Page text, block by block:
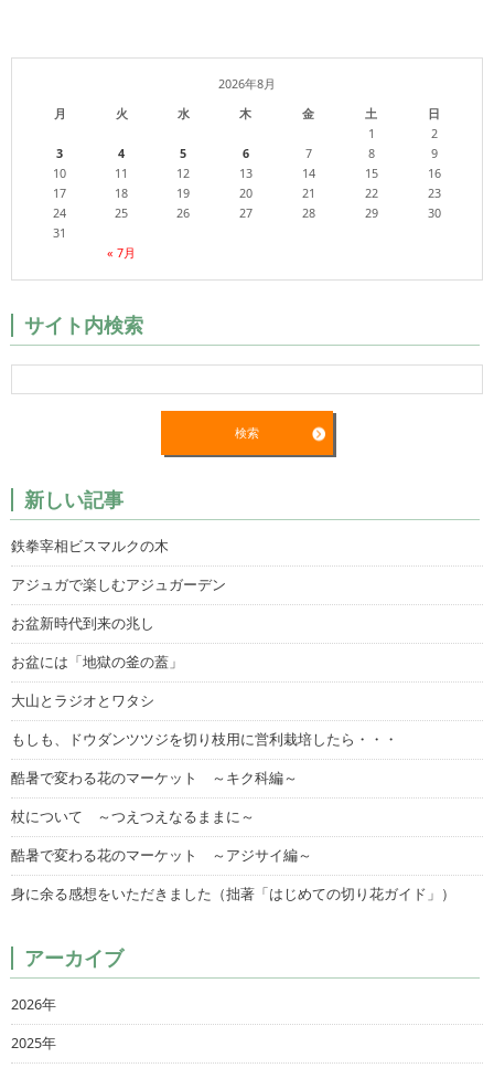
2026年8月
月
火 水 木 金 土 日
« 7月
1
2
3
4 5 6 7 8
9
10
11 12 13 14 15
16
17
18 19 20 21 22
23
24
25 26 27 28 29
30
31
サイト内検索
新しい記事
鉄拳宰相ビスマルクの木
アジュガで楽しむアジュガーデン
お盆新時代到来の兆し
お盆には「地獄の釜の蓋」
大山とラジオとワタシ
もしも、ドウダンツツジを切り枝用に営利栽培したら・・・
酷暑で変わる花のマーケット ～キク科編～
杖について ～つえつえなるままに～
酷暑で変わる花のマーケット ～アジサイ編～
身に余る感想をいただきました（拙著「はじめての切り花ガイド」）
アーカイブ
2026年
2025年